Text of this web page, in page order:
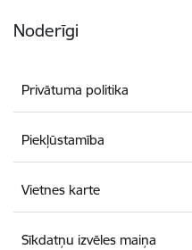
Noderīgi
Privātuma politika
Piekļūstamība
Vietnes karte
Sīkdatņu izvēles maiņa